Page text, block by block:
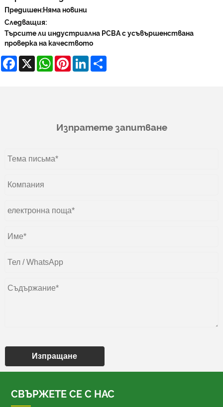
Предишен:Няма новини
Следващия:
Търсите ли индустриална PCBA с усъвършенствана
проверка на качеството
Facebook
X WhatsApp
PinterestLinkedIn
Изпратете запитване
Изпращане
СВЪРЖЕТЕ СЕ С НАС